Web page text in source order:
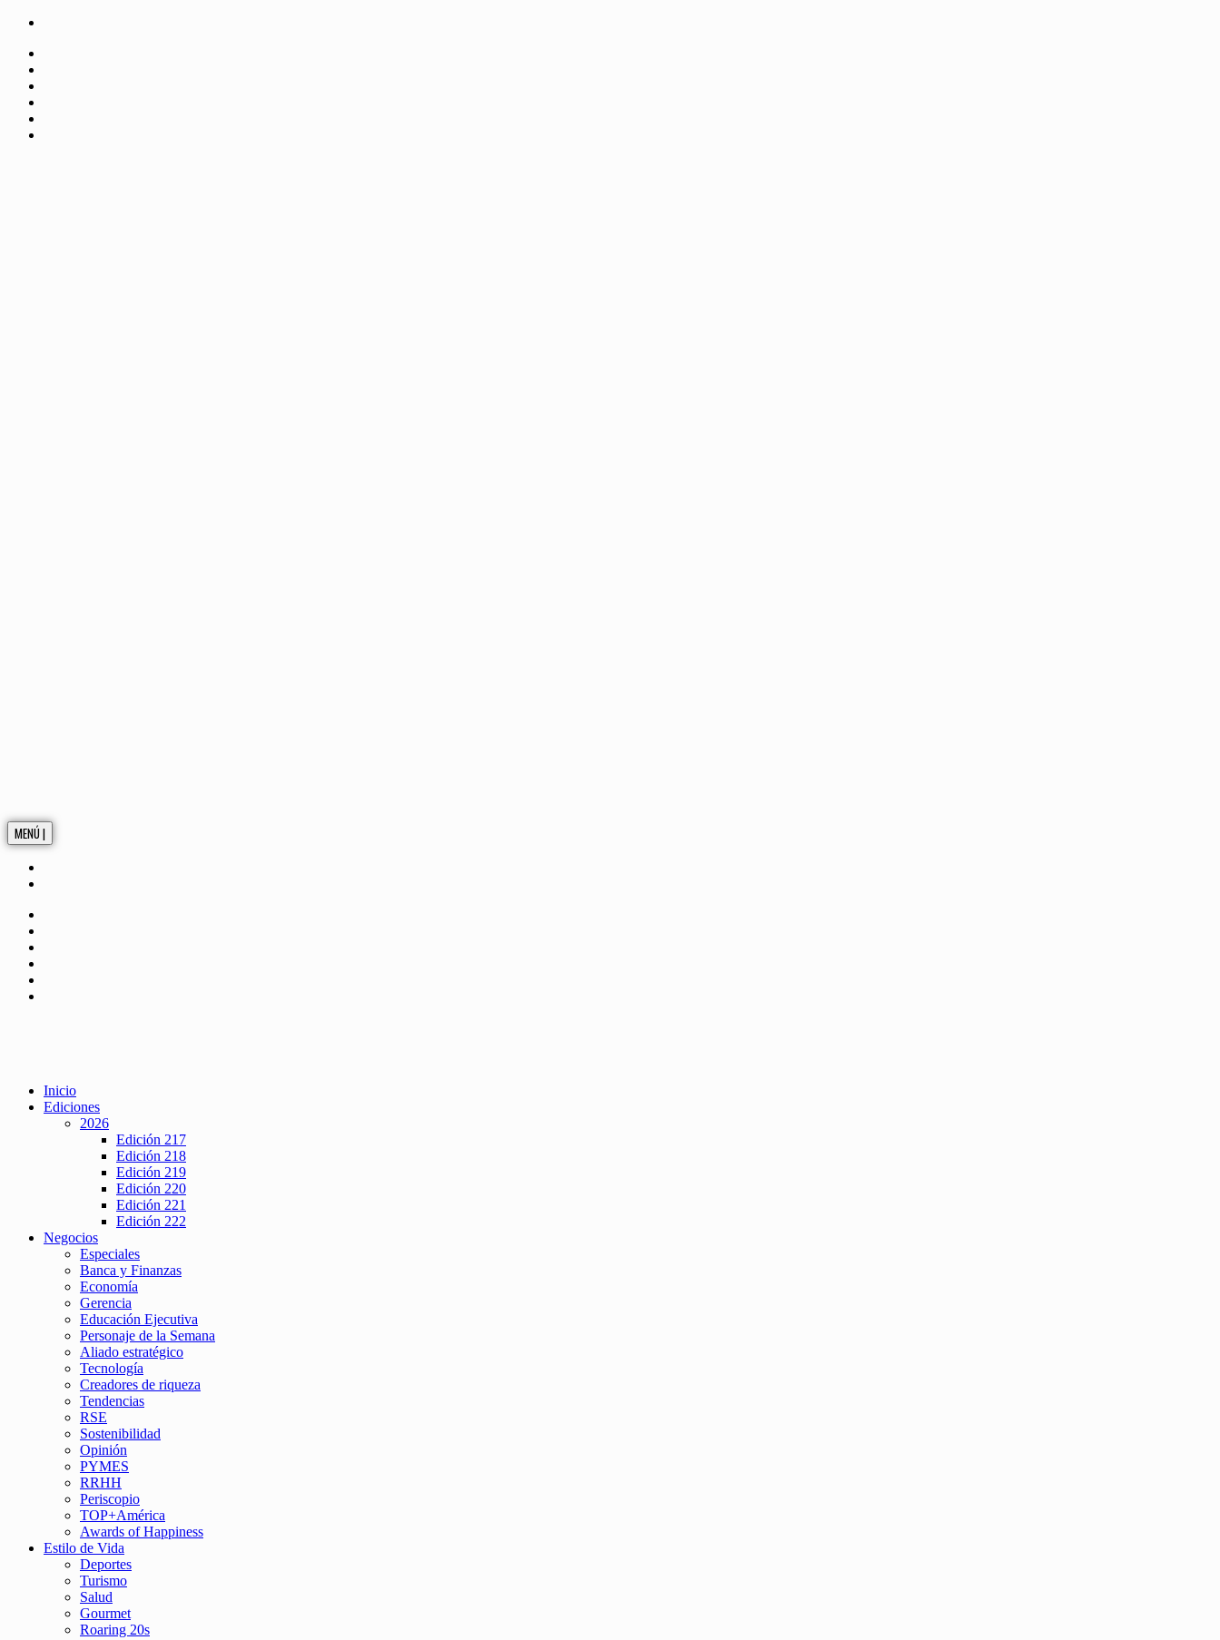
MENÚ |
Inicio
Ediciones
2026
Edición 217
Edición 218
Edición 219
Edición 220
Edición 221
Edición 222
Negocios
Especiales
Banca y Finanzas
Economía
Gerencia
Educación Ejecutiva
Personaje de la Semana
Aliado estratégico
Tecnología
Creadores de riqueza
Tendencias
RSE
Sostenibilidad
Opinión
PYMES
RRHH
Periscopio
TOP+América
Awards of Happiness
Estilo de Vida
Deportes
Turismo
Salud
Gourmet
Roaring 20s